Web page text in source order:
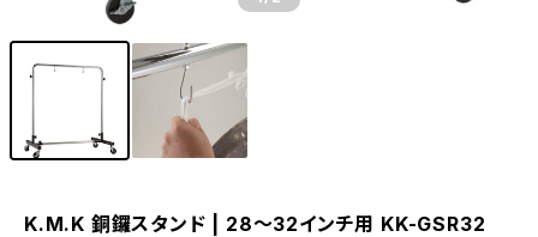
K.M.K 銅鑼スタンド | 28～32インチ用 KK-GSR32